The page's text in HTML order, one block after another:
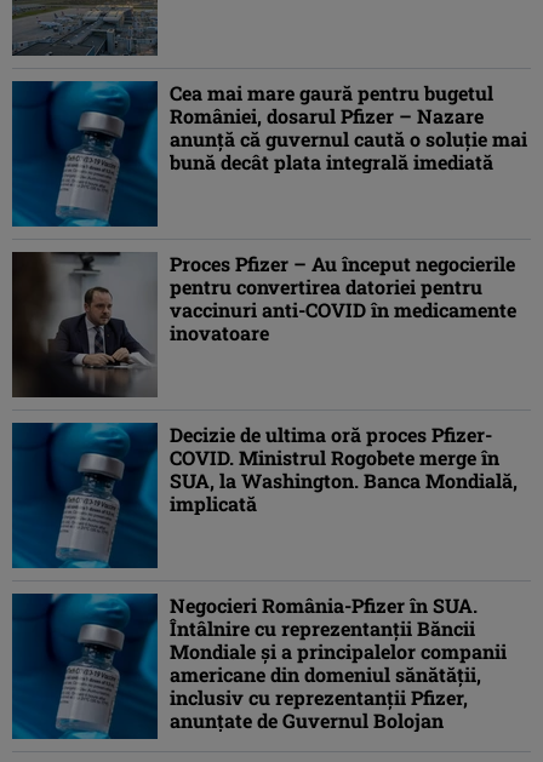
Cea mai mare gaură pentru bugetul
României, dosarul Pfizer – Nazare
anunţă că guvernul caută o soluţie mai
bună decât plata integrală imediată
Proces Pfizer – Au început negocierile
pentru convertirea datoriei pentru
vaccinuri anti-COVID în medicamente
inovatoare
Decizie de ultima oră proces Pfizer-
COVID. Ministrul Rogobete merge în
SUA, la Washington. Banca Mondială,
implicată
Negocieri România-Pfizer în SUA.
Întâlnire cu reprezentanţii Băncii
Mondiale şi a principalelor companii
americane din domeniul sănătăţii,
inclusiv cu reprezentanţii Pfizer,
anunţate de Guvernul Bolojan